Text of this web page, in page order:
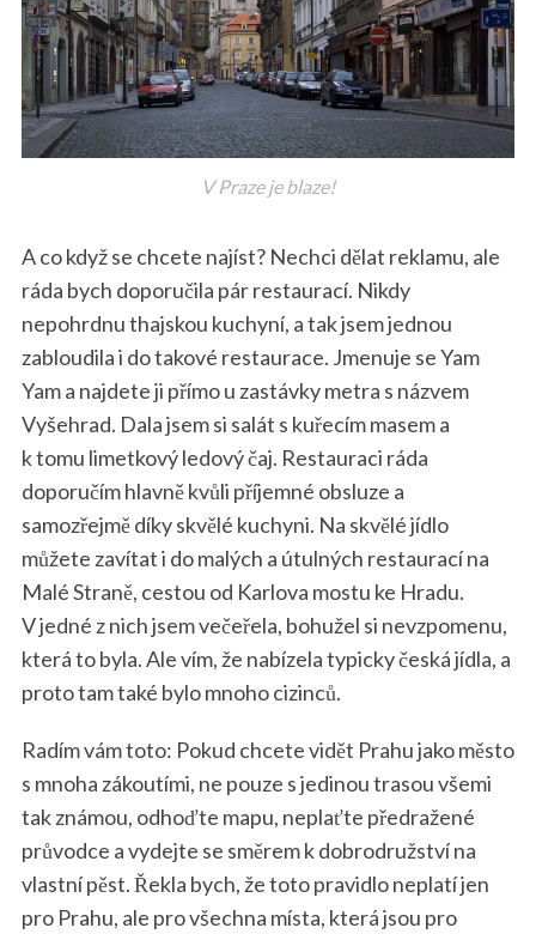
V Praze je blaze!
A co když se chcete najíst? Nechci dělat reklamu, ale
ráda bych doporučila pár restaurací. Nikdy
nepohrdnu thajskou kuchyní, a tak jsem jednou
zabloudila i do takové restaurace. Jmenuje se Yam
Yam a najdete ji přímo u zastávky metra s názvem
Vyšehrad. Dala jsem si salát s kuřecím masem a
k tomu limetkový ledový čaj. Restauraci ráda
doporučím hlavně kvůli příjemné obsluze a
samozřejmě díky skvělé kuchyni. Na skvělé jídlo
můžete zavítat i do malých a útulných restaurací na
Malé Straně, cestou od Karlova mostu ke Hradu.
V jedné z nich jsem večeřela, bohužel si nevzpomenu,
která to byla. Ale vím, že nabízela typicky česká jídla, a
proto tam také bylo mnoho cizinců.
Radím vám toto: Pokud chcete vidět Prahu jako město
s mnoha zákoutími, ne pouze s jedinou trasou všemi
tak známou, odhoďte mapu, neplaťte předražené
průvodce a vydejte se směrem k dobrodružství na
vlastní pěst. Řekla bych, že toto pravidlo neplatí jen
pro Prahu, ale pro všechna místa, která jsou pro